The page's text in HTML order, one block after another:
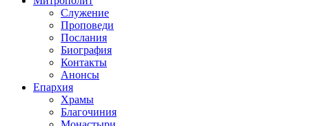
Служение
Проповеди
Послания
Биография
Контакты
Анонсы
Епархия
Храмы
Благочиния